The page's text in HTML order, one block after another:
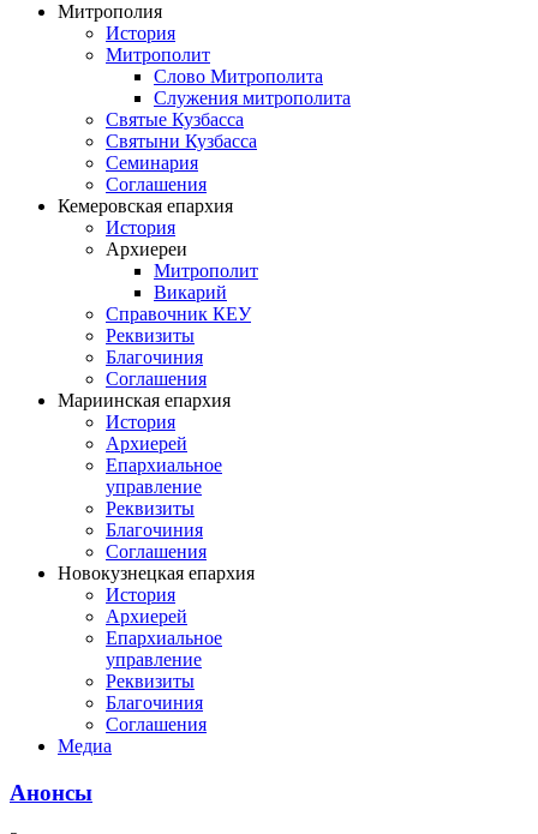
Митрополия
История
Митрополит
Слово Митрополита
Служения митрополита
Святые Кузбасса
Святыни Кузбасса
Семинария
Соглашения
Кемеровская епархия
История
Архиереи
Митрополит
Викарий
Справочник КЕУ
Реквизиты
Благочиния
Соглашения
Мариинская епархия
История
Архиерей
Епархиальное
управление
Реквизиты
Благочиния
Соглашения
Новокузнецкая епархия
История
Архиерей
Епархиальное
управление
Реквизиты
Благочиния
Соглашения
Медиа
Анонсы